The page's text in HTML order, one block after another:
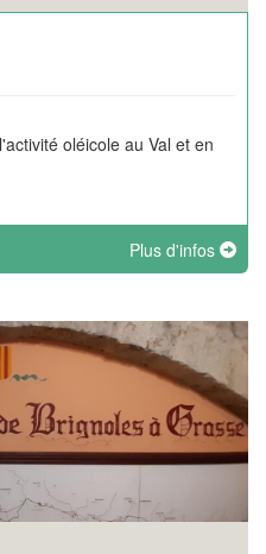
oléicole au Val et en
Plus d'infos